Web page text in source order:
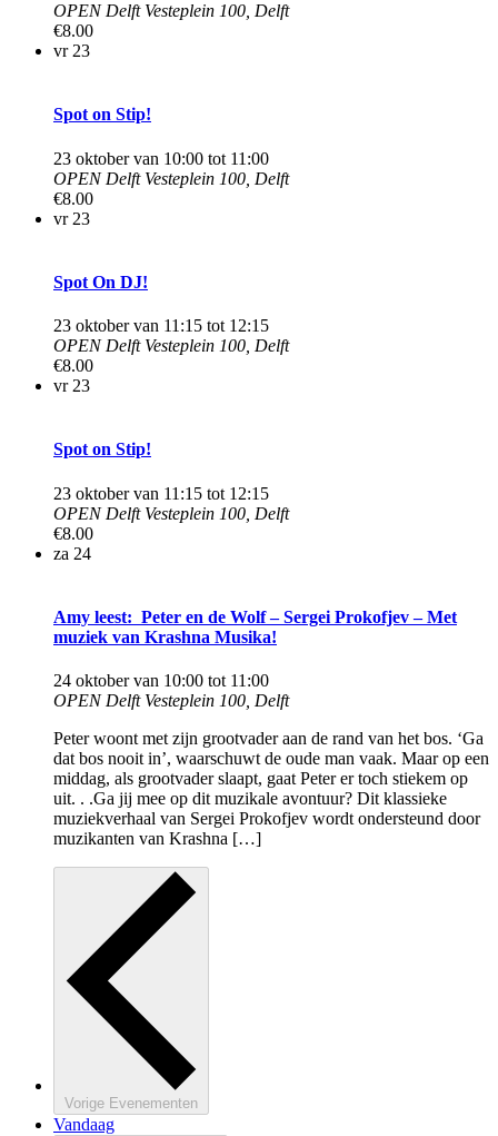
OPEN Delft Vesteplein 100, Delft
€8.00
vr 23
Spot on Stip!
23 oktober van 10:00 tot 11:00
OPEN Delft Vesteplein 100, Delft
€8.00
vr 23
Spot On DJ!
23 oktober van 11:15 tot 12:15
OPEN Delft Vesteplein 100, Delft
€8.00
vr 23
Spot on Stip!
23 oktober van 11:15 tot 12:15
OPEN Delft Vesteplein 100, Delft
€8.00
za 24
Amy leest: Peter en de Wolf – Sergei Prokofjev – Met
muziek van Krashna Musika!
24 oktober van 10:00 tot 11:00
OPEN Delft Vesteplein 100, Delft
Peter woont met zijn grootvader aan de rand van het bos. ‘Ga
dat bos nooit in’, waarschuwt de oude man vaak. Maar op een
middag, als grootvader slaapt, gaat Peter er toch stiekem op
uit. . .Ga jij mee op dit muzikale avontuur? Dit klassieke
muziekverhaal van Sergei Prokofjev wordt ondersteund door
muzikanten van Krashna […]
Vorige Evenementen
Vandaag